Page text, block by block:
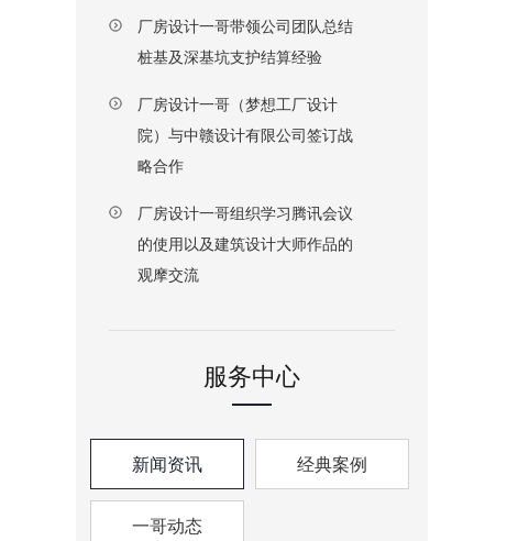
厂房设计一哥带领公司团队总结
桩基及深基坑支护结算经验
厂房设计一哥（梦想工厂设计
院）与中赣设计有限公司签订战
略合作
厂房设计一哥组织学习腾讯会议
的使用以及建筑设计大师作品的
观摩交流
服务中心
新闻资讯 经典案例
一哥动态